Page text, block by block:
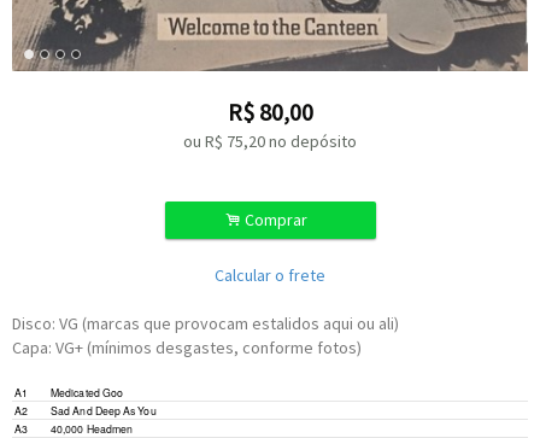
R$ 80,00
ou R$ 75,20no depósito
. Comprar
Calcular o frete
Disco: VG (marcas que provocam estalidos aqui ou ali)
Capa: VG+ (mínimos desgastes, conforme fotos)
A1 Medicated Goo
Written-By –Jim Miller
A2 Sad And Deep As You
Written-By –D. Mason*
A3 40,000 Headmen
Written-By –J. Capaldi